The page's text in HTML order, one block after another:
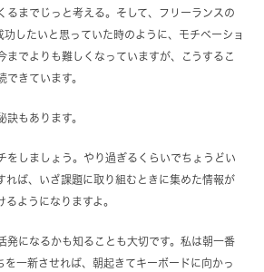
るまでじっと考える。そして、フリーランスの
功したいと思っていた時のように、モチベーショ
までよりも難しくなっていますが、こうするこ
できています。
訣もあります。
をしましょう。やり過ぎるくらいでちょうどい
れば、いざ課題に取り組むときに集めた情報が
るようになりますよ。
発になるかも知ることも大切です。私は朝一番
を一新させれば、朝起きてキーボードに向かっ